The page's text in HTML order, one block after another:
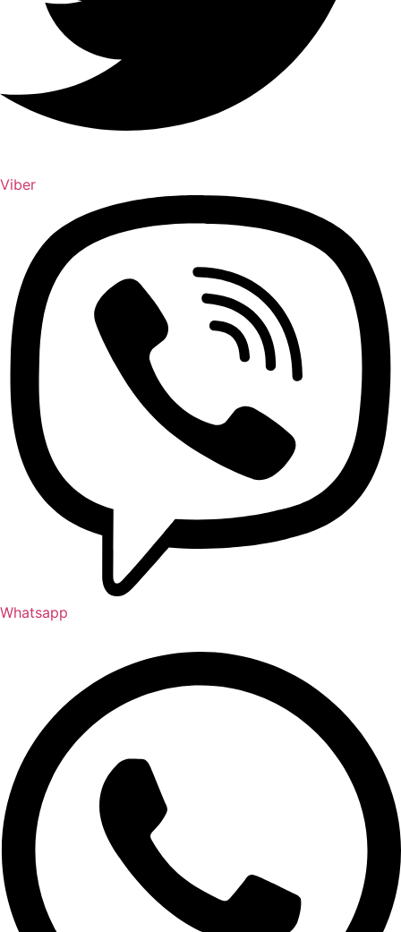
Viber
Whatsapp